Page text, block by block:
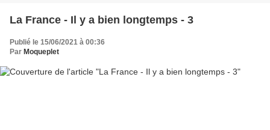
La France - Il y a bien longtemps - 3
Publié le 15/06/2021 à 00:36
Par Moqueplet